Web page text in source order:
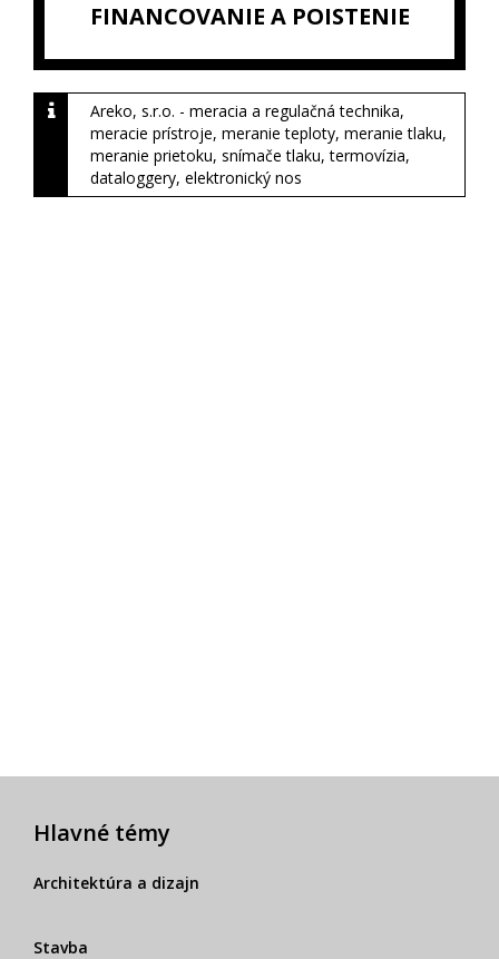
FINANCOVANIE A POISTENIE
Areko, s.r.o. - meracia a regulačná technika,
meracie prístroje, meranie teploty, meranie tlaku,
meranie prietoku, snímače tlaku, termovízia,
dataloggery, elektronický nos
Hlavné témy
Architektúra a dizajn
Stavba